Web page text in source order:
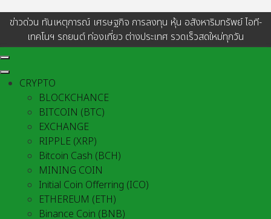
ข่าวด่วน ทันเหตุการณ์ เศรษฐกิจ การลงทุน หุ้น อสังหาริมทรัพย์ ไอที-
เทคโนฯ รถยนต์ ท่องเที่ยว ต่างประเทศ รวดเร็วสดใหม่ทุกวัน
CRYPTO
BLOCKCHANCE
BITCOIN (BTC)
EXCHANGE
RIPPLE (XRP)
Bitcoin Cash (BCH)
MINING COIN
Initial Coin Offerring (ICO)
ETHEREUM (ETH)
Binance Coin (BNB)